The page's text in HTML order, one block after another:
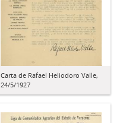
Carta de Rafael Heliodoro Valle,
24/5/1927